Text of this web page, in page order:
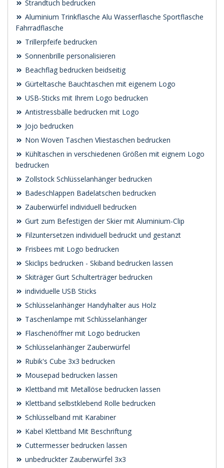
Strandtuch bedrucken
Aluminium Trinkflasche Alu Wasserflasche Sportflasche
Fahrradflasche
Trillerpfeife bedrucken
Sonnenbrille personalisieren
Beachflag bedrucken beidseitig
Gürteltasche Bauchtaschen mit eigenem Logo
USB-Sticks mit Ihrem Logo bedrucken
Antistressbälle bedrucken mit Logo
Jojo bedrucken
Non Woven Taschen Vliestaschen bedrucken
Kühltaschen in verschiedenen Größen mit eignem Logo
bedrucken
Zollstock Schlüsselanhänger bedrucken
Badeschlappen Badelatschen bedrucken
Zauberwürfel individuell bedrucken
Gurt zum Befestigen der Skier mit Aluminium-Clip
Filzuntersetzen individuell bedruckt und gestanzt
Frisbees mit Logo bedrucken
Skiclips bedrucken - Skiband bedrucken lassen
Skiträger Gurt Schulterträger bedrucken
individuelle USB Sticks
Schlüsselanhänger Handyhalter aus Holz
Taschenlampe mit Schlüsselanhänger
Flaschenöffner mit Logo bedrucken
Schlüsselanhänger Zauberwürfel
Rubik's Cube 3x3 bedrucken
Mousepad bedrucken lassen
Klettband mit Metallöse bedrucken lassen
Klettband selbstklebend Rolle bedrucken
Schlüsselband mit Karabiner
Kabel Klettband Mit Beschriftung
Cuttermesser bedrucken lassen
unbedruckter Zauberwürfel 3x3